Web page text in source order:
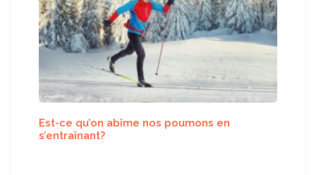
Est-ce qu’on abîme nos poumons en
s’entraînant?